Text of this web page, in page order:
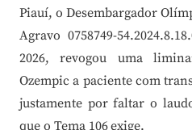
Piauí, o Desembargador
Agravo 0758749-
2026, revogou uma
Ozempic a paciente com
justamente por faltar o
que o Tema 106 exige.